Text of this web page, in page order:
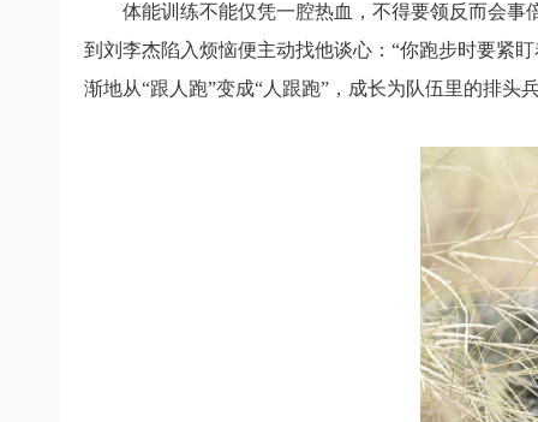
体能训练不能仅凭一腔热血，不得要领反而会事
到刘李杰陷入烦恼便主动找他谈心：“你跑步时要紧
渐地从“跟人跑”变成“人跟跑”，成长为队伍里的排头